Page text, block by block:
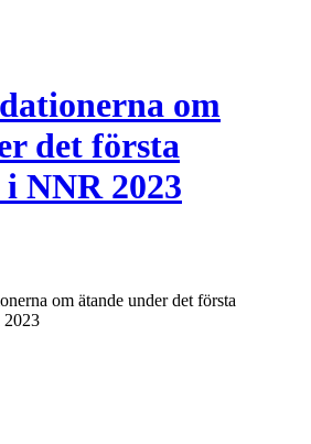
om
det första
NNR 2023
om ätande under det första
2023